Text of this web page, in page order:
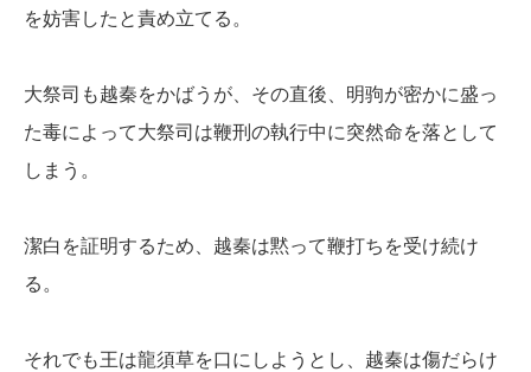
を妨害したと責め立てる。
大祭司も越秦をかばうが、その直後、明驹が密かに盛っ
た毒によって大祭司は鞭刑の執行中に突然命を落として
しまう。
潔白を証明するため、越秦は黙って鞭打ちを受け続け
る。
それでも王は龍須草を口にしようとし、越秦は傷だらけ